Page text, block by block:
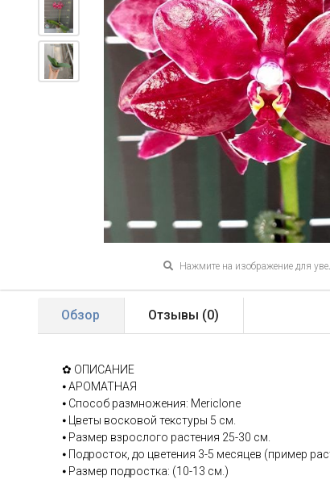
Нажмите на изображение для
Обзор Отзывы (0)
✿ ОПИСАНИЕ
⦁ АРОМАТНАЯ
⦁ Способ размножения: Mericlone
⦁ Цветы восковой текстуры 5 см.
⦁ Размер взрослого растения 25-30 см.
⦁ Подросток, до цветения 3-5 месяцев (пример
⦁ Размер подростка: (10-13 см.)